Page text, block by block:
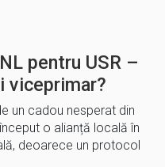
pentru USR –
viceprimar?
un cadou nesperat din
o alianță locală în
deoarece un protocol